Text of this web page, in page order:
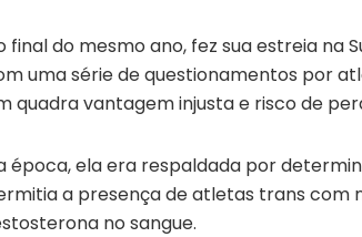
final do mesmo ano, fez sua estreia na
uma série de questionamentos por
quadra vantagem injusta e risco de
época, ela era respaldada por
a presença de atletas trans com
no sangue.